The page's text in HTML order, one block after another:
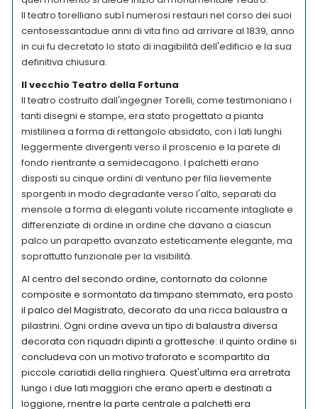
Il teatro torelliano subì numerosi restauri nel corso dei suoi
centosessantadue anni di vita fino ad arrivare al 1839, anno
in cui fu decretato lo stato di inagibilità dell'edificio e la sua
definitiva chiusura.
Il vecchio Teatro della Fortuna
Il teatro costruito dall'ingegner Torelli, come testimoniano i
tanti disegni e stampe, era stato progettato a pianta
mistilinea a forma di rettangolo absidato, con i lati lunghi
leggermente divergenti verso il proscenio e la parete di
fondo rientrante a semidecagono. I palchetti erano
disposti su cinque ordini di ventuno per fila lievemente
sporgenti in modo degradante verso l'alto, separati da
mensole a forma di eleganti volute riccamente intagliate e
differenziate di ordine in ordine che davano a ciascun
palco un parapetto avanzato esteticamente elegante, ma
soprattutto funzionale per la visibilità.
Al centro del secondo ordine, contornato da colonne
composite e sormontato da timpano stemmato, era posto
il palco del Magistrato, decorato da una ricca balaustra a
pilastrini. Ogni ordine aveva un tipo di balaustra diversa
decorata con riquadri dipinti a grottesche: il quinto ordine si
concludeva con un motivo traforato e scompartito da
piccole cariatidi della ringhiera. Quest'ultima era arretrata
lungo i due lati maggiori che erano aperti e destinati a
loggione, rnentre la parte centrale a palchetti era